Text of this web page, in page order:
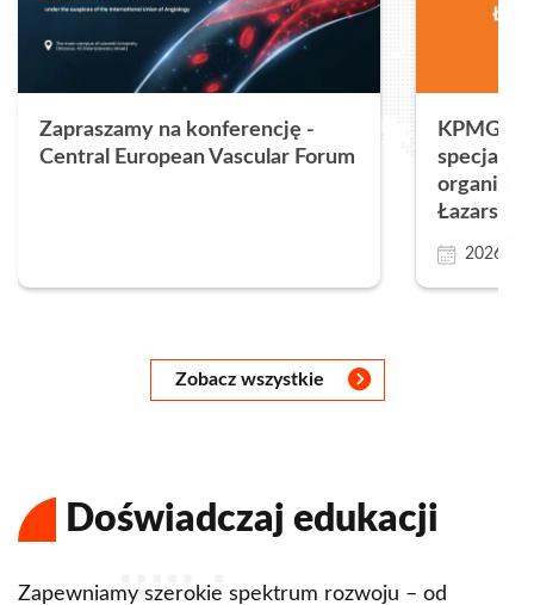
Zapraszamy na konferencję -
Central European Vascular Forum
KPMG w
Zobacz wszystkie
Doświadczaj edukacji
Zapewniamy szerokie spektrum rozwoju – od